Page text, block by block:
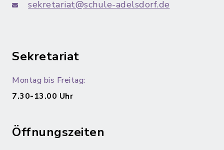
sekretariat@schule-adelsdorf.de
Sekretariat
Montag bis Freitag:
7.30-13.00 Uhr
Öffnungszeiten